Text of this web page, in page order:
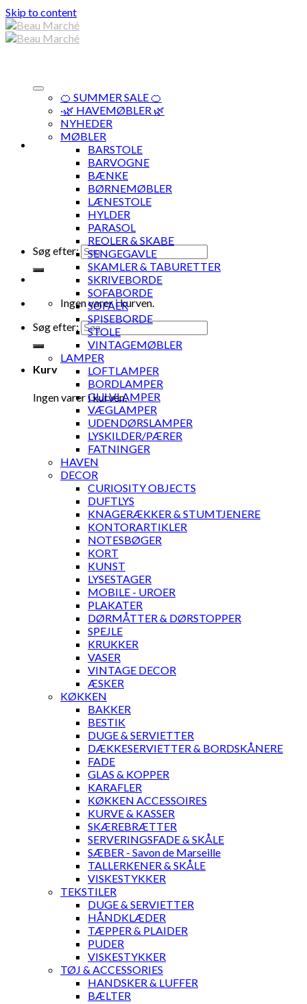
Skip to content
Søg efter:
Ingen varer i kurven.
Søg efter:
Kurv
Ingen varer i kurven.
🍊 SUMMER SALE 🍊
·🌿 HAVEMØBLER 🌿
NYHEDER
MØBLER
BARSTOLE
BARVOGNE
BÆNKE
BØRNEMØBLER
LÆNESTOLE
HYLDER
PARASOL
REOLER & SKABE
SENGEGAVLE
SKAMLER & TABURETTER
SKRIVEBORDE
SOFABORDE
SOFAER
SPISEBORDE
STOLE
VINTAGEMØBLER
LAMPER
LOFTLAMPER
BORDLAMPER
GULVLAMPER
VÆGLAMPER
UDENDØRSLAMPER
LYSKILDER/PÆRER
FATNINGER
HAVEN
DECOR
CURIOSITY OBJECTS
DUFTLYS
KNAGERÆKKER & STUMTJENERE
KONTORARTIKLER
NOTESBØGER
KORT
KUNST
LYSESTAGER
MOBILE - UROER
PLAKATER
DØRMÅTTER & DØRSTOPPER
SPEJLE
KRUKKER
VASER
VINTAGE DECOR
ÆSKER
KØKKEN
BAKKER
BESTIK
DUGE & SERVIETTER
DÆKKESERVIETTER & BORDSKÅNERE
FADE
GLAS & KOPPER
KARAFLER
KØKKEN ACCESSOIRES
KURVE & KASSER
SKÆREBRÆTTER
SERVERINGSFADE & SKÅLE
SÆBER - Savon de Marseille
TALLERKENER & SKÅLE
VISKESTYKKER
TEKSTILER
DUGE & SERVIETTER
HÅNDKLÆDER
TÆPPER & PLAIDER
PUDER
VISKESTYKKER
TØJ & ACCESSORIES
HANDSKER & LUFFER
BÆLTER